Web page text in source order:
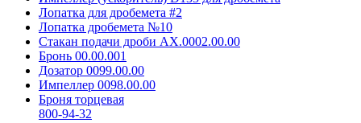
Лопатка для дробемета #2
Лопатка дробемета №10
Стакан подачи дроби АХ.0002.00.00
Бронь 00.00.001
Дозатор 0099.00.00
Импеллер 0098.00.00
Броня торцевая
800-94-32